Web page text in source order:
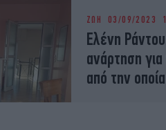
ΖΩΗ 03/09/2023
Ελένη
ανάρτηση
από την